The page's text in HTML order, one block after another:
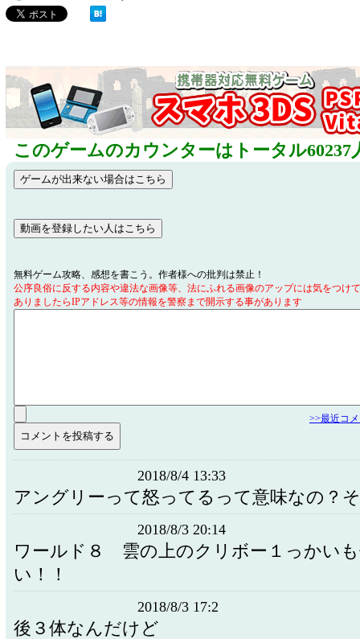
このゲームのカウンターはトータル60237
無料ゲーム攻略、感想を書こう。作者様への批判は禁止！
公序良俗に反する内容や違法な画像等、法にふれる画像のアップには気をつけ
ありましたらIPアドレス等の情報を警察まで開示する事があります
>>最近コ
2018/8/4 13:33
アングリーって怒ってるって意味なの？
2018/8/3 20:14
ワールド８ 雲の上のクリボー１っかい
い！！
2018/8/3 17:2
後３体なんだけど